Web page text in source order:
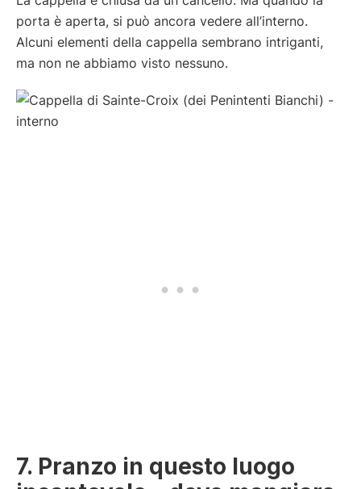
porta è aperta, si può ancora vedere all’interno.
Alcuni elementi della cappella sembrano intriganti,
ma non ne abbiamo visto nessuno.
7. Pranzo in questo luogo